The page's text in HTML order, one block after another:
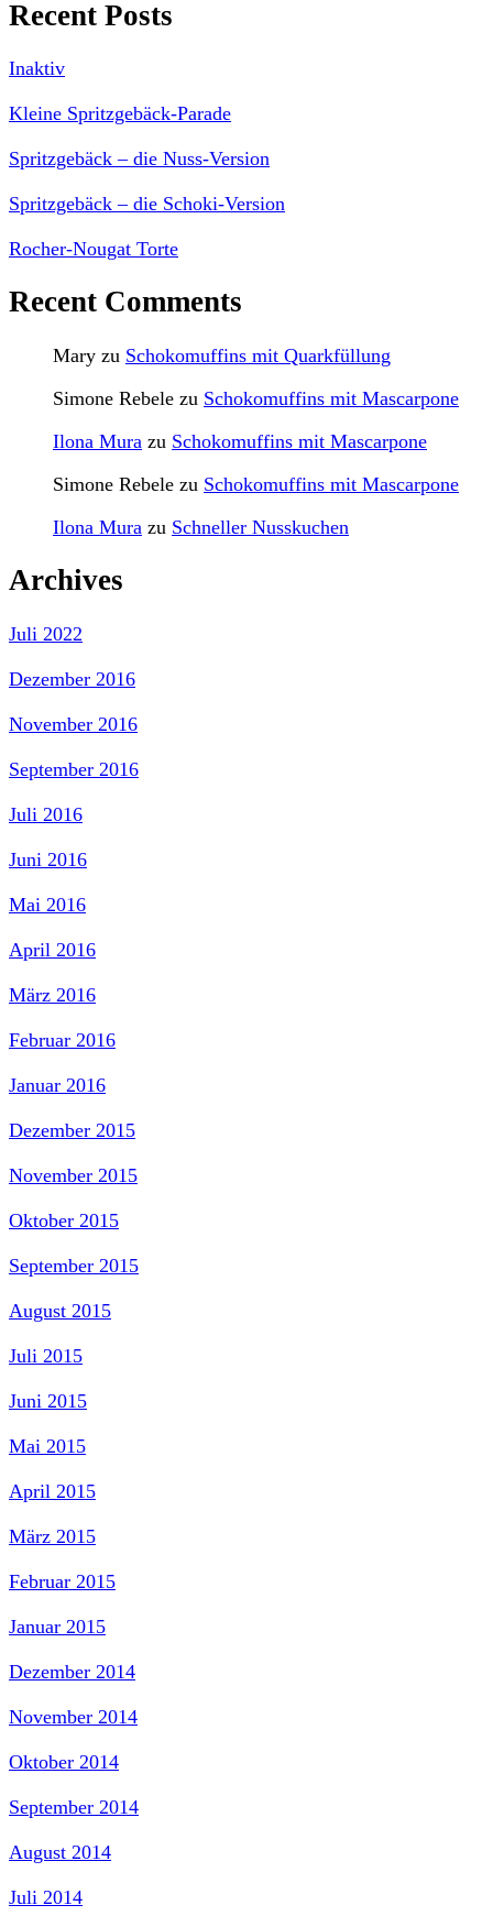
Recent Posts
Inaktiv
Kleine Spritzgebäck-Parade
Spritzgebäck – die Nuss-Version
Spritzgebäck – die Schoki-Version
Rocher-Nougat Torte
Recent Comments
Mary zu Schokomuffins mit Quarkfüllung
Simone Rebele zu Schokomuffins mit Mascarpone
Ilona Mura zu Schokomuffins mit Mascarpone
Simone Rebele zu Schokomuffins mit Mascarpone
Ilona Mura zu Schneller Nusskuchen
Archives
Juli 2022
Dezember 2016
November 2016
September 2016
Juli 2016
Juni 2016
Mai 2016
April 2016
März 2016
Februar 2016
Januar 2016
Dezember 2015
November 2015
Oktober 2015
September 2015
August 2015
Juli 2015
Juni 2015
Mai 2015
April 2015
März 2015
Februar 2015
Januar 2015
Dezember 2014
November 2014
Oktober 2014
September 2014
August 2014
Juli 2014